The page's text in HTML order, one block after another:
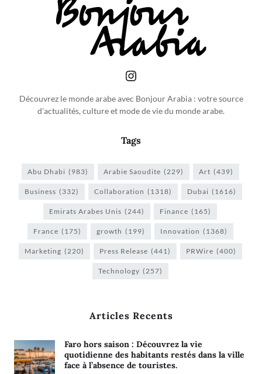
Découvrez le monde arabe avec Bonjour Arabia : votre source
d'actualités, culture et mode de vie du monde arabe.
Tags
Abu Dhabi (983) Arabie Saoudite (229) Art (439)
Business (332) Collaboration (1318) Dubai (1616)
Emirats Arabes Unis (244) Finance (165)
France (175) growth (199) Innovation (1368)
Marketing (220) Press Release (441) PRWire (400)
Technology (257)
Articles Recents
Faro hors saison : Découvrez la vie
quotidienne des habitants restés dans la ville
face à l’absence de touristes.